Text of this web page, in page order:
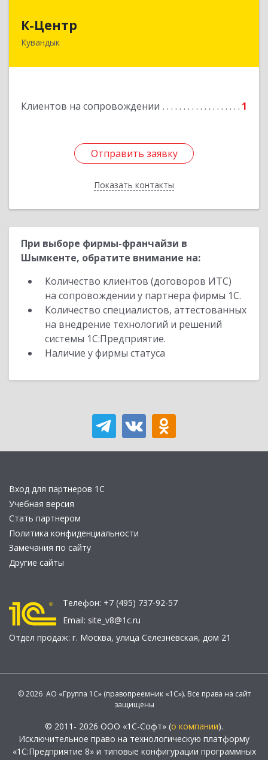
К-Центр
Кувандык
Клиентов на сопровождении 1
Отправить заявку
Показать контакты
462243, Оренбургская обл, Кувандыкский р-н,
Отправить заявку
Назад
При выборе фирмы-франчайзи в
Шымкенте, обратите внимание на:
Количество клиентов (договоров ИТС)
на сопровождении у партнера фирмы 1С.
Количество специалистов, аттестованных
на внедрение технологий и решений
системы 1С:Предприятие.
Наличие у фирмы статуса
Вход для партнеров 1С
Учебная версия
Стать партнером
Политика конфиденциальности
Замечания по сайту
Другие сайты
Телефон: +7 (495) 737-92-57
Email: site_v8@1c.ru
Отдел продаж: г. Москва, улица Селезнёвская, дом 21
© 2026 АО «Группа 1С» (правопреемник «1С»). Все права на сайт
защищены
© 2011- 2026 ООО «1С-Софт» (о компании).
Исключительное право на технологическую платформу
«1С:Предприятие 8» и типовые конфигурации программных